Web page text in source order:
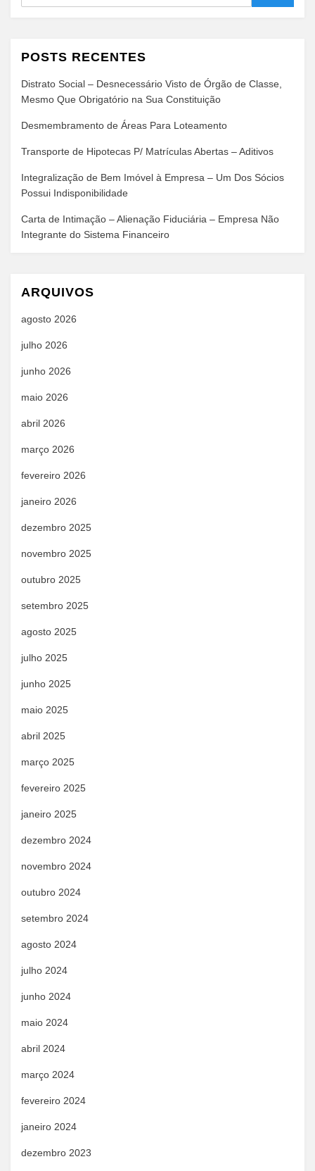
POSTS RECENTES
Distrato Social – Desnecessário Visto de Órgão de Classe,
Mesmo Que Obrigatório na Sua Constituição
Desmembramento de Áreas Para Loteamento
Transporte de Hipotecas P/ Matrículas Abertas – Aditivos
Integralização de Bem Imóvel à Empresa – Um Dos Sócios
Possui Indisponibilidade
Carta de Intimação – Alienação Fiduciária – Empresa Não
Integrante do Sistema Financeiro
ARQUIVOS
agosto 2026
julho 2026
junho 2026
maio 2026
abril 2026
março 2026
fevereiro 2026
janeiro 2026
dezembro 2025
novembro 2025
outubro 2025
setembro 2025
agosto 2025
julho 2025
junho 2025
maio 2025
abril 2025
março 2025
fevereiro 2025
janeiro 2025
dezembro 2024
novembro 2024
outubro 2024
setembro 2024
agosto 2024
julho 2024
junho 2024
maio 2024
abril 2024
março 2024
fevereiro 2024
janeiro 2024
dezembro 2023